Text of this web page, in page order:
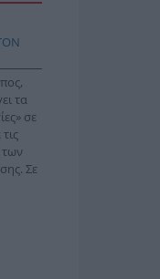
τα
σε
Σε